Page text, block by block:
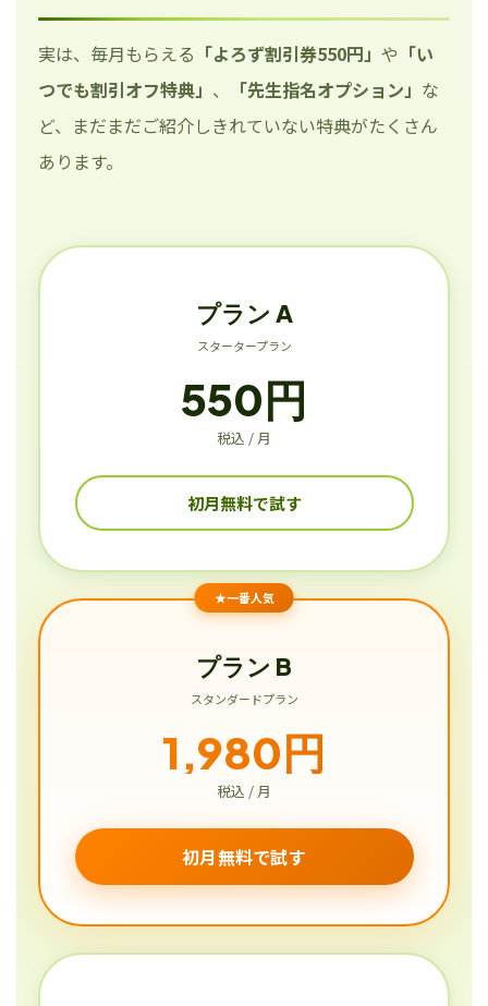
実は、毎月もらえる 「よろず割引券550円」 や 「い
つでも割引オフ特典」 、 「先生指名オプション」 な
ど、まだまだご紹介しきれていない特典がたくさん
あります。
プラン A
スタータープラン
550円
税込 / 月
初月無料で試す
★一番人気
プラン B
スタンダードプラン
1,980円
税込 / 月
初月無料で試す